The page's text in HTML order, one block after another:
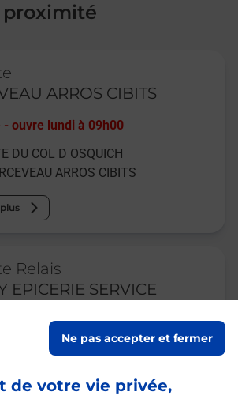
de votre vie privée,
Ne pas accepter et fermer
proximité
ARROS CIBITS
-ouvre lundi à 09h00
DU COL D OSQUICH
ARROS CIBITS
Relais
EPICERIE SERVICE
ouvre dimanche à 08h30
FRONTON